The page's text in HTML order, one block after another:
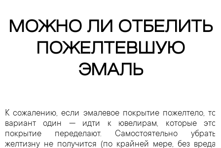
МОЖНО ЛИ ОТБЕЛИТЬ
ПОЖЕЛТЕВШУЮ
ЭМАЛЬ
К сожалению, если эмалевое покрытие пожелтело, то
вариант один — идти к ювелирам, которые это
покрытие переделают. Самостоятельно убрать
желтизну не получится (по крайней мере, без вреда